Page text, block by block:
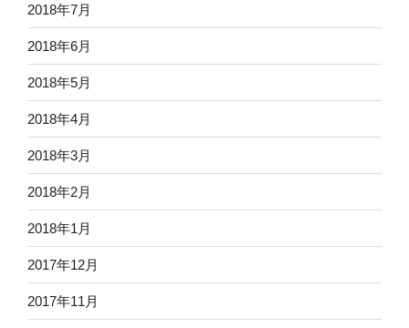
2018年7月
2018年6月
2018年5月
2018年4月
2018年3月
2018年2月
2018年1月
2017年12月
2017年11月